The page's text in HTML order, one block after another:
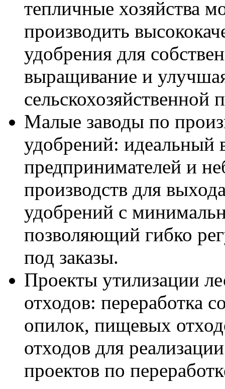
тепличные хозяйства
производить
удобрения для
выращивание и
сельскохозяйственной
Малые заводы по
удобрений: идеальный
предпринимателей и
производств для
удобрений с
позволяющий гибко
под заказы.
Проекты утилизации
отходов: переработка
опилок, пищевых
отходов для
проектов по